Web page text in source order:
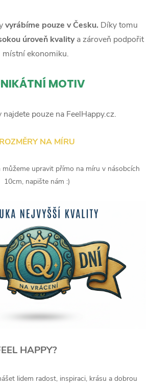
vyrábíme pouze v Česku. Díky tomu
úroveň kvalitya zároveň podpořit
místní ekonomiku.
MOTIV
pouze na FeelHappy.cz.
ROZMĚRY NA MÍRU
upravit přímo na míru v násobcích
10cm, napište nám :)
HAPPY?
lidem radost, inspiraci, krásu a dobrou